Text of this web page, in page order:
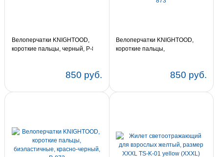
Велоперчатки KNIGHTOOD,
короткие пальцы, черный, P-874
850 руб.
Велоперчатки KNIGHTOOD,
короткие пальцы,
850 руб.